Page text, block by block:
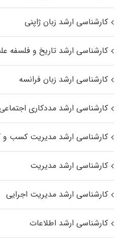
کارشناسی ارشد زبان ژاپنی
کارشناسی ارشد تاریخ و فلسفه
کارشناسی ارشد زبان فرانسه
کارشناسی ارشد مددکاری
کارشناسی ارشد مدیریت کسب و
کارشناسی ارشد مدیریت
کارشناسی ارشد مدیریت اجرایی
کارشناسی ارشد اطلاعات